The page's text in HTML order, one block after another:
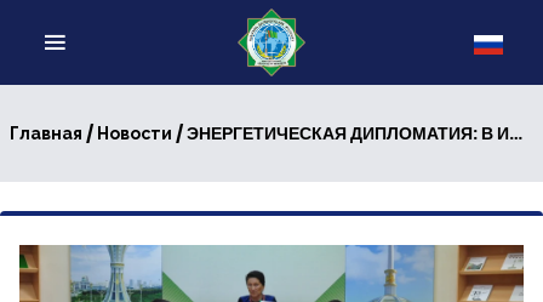
Главная / Новости / ЭНЕРГЕТИЧЕСКАЯ ДИПЛОМАТИЯ: В ИНСТИТУТЕ ОБСУДИЛИ ПЕРСПЕКТИВЫ ОСВОЕНИЯ МЕСТОРОЖДЕНИЯ «ГАЛКЫНЫШ»